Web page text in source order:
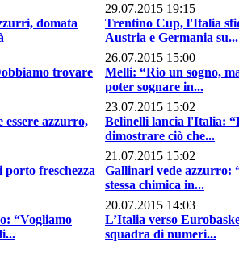
domata
29.07.2015 19:15
Trentino Cup, l'Italia
Austria e Germania su...
trovare
26.07.2015 15:00
Melli: “Rio un sogno,
poter sognare in...
azzurro,
23.07.2015 15:02
Belinelli lancia l'Italia:
dimostrare ciò che...
freschezza
21.07.2015 15:02
Gallinari vede azzurro:
stessa chimica in...
“Vogliamo
20.07.2015 14:03
L’Italia verso
squadra di numeri...